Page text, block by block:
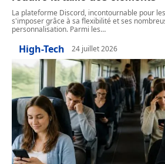
La plateforme Discord, incontournable pour
s'imposer grâce à sa flexibilité et ses
personnalisation. Parmi les…
High-Tech 24 juillet 2026